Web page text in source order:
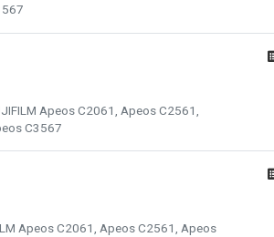
Apeos C2061, Apeos C2561,
C3567
Apeos C2061, Apeos C2561, Apeos